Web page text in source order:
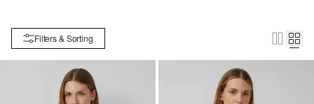
Filters & Sorting